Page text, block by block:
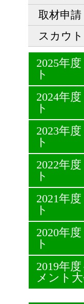
取材申請
スカウ
2025年
ト
2024年
ト
2023年
ト
2022年
ト
2021年
ト
2020年
ト
2019年
メント